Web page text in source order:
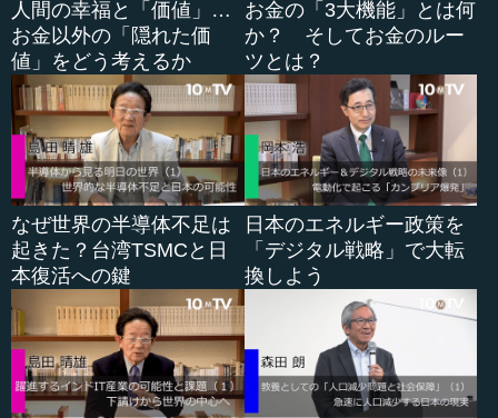
て、日本の人口を、２０６０年には１億人に維持すべし、
と提言しました。現状はどういうことになっているかと言
うと、２０１５年で１億２７００万人くらいです。１０年
単位で計算すると、５０年後には実は８６００万人になる
という計算になっているのです。
これを１億人にすると言って、どうしたらできると思い
ますか。今の出生率は１．４３ぐらいですが、これを２．
０７まで引き上げなければいけないのです。絵に描いた餅
のようなものですけれども、真面目にこういうことを議論
しているのです。
●地方創生の「長期ビジョン」と「総合戦略」
とにかく、人口減少対策をして地方創生をやりましょ
人間の幸福と「価値」…
お金以外の「隠れた価
値」をどう考えるか
お金の「3大機能」とは何
か？ そしてお金のルー
ツとは？
なぜ世界の半導体不足は
起きた？台湾TSMCと日
本復活への鍵
日本のエネルギー政策を
「デジタル戦略」で大転
換しよう